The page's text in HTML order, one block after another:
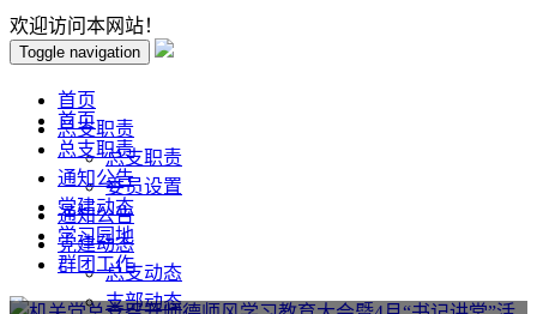
欢迎访问本网站！
Toggle navigation
首页
总支职责
总支职责
委员设置
通知公告
党建动态
总支动态
支部动态
首页
总支职责
通知公告
党建动态
学习园地
群团工作